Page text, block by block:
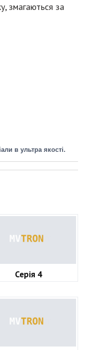
змагаються за
в ультра якості.
Серія 4